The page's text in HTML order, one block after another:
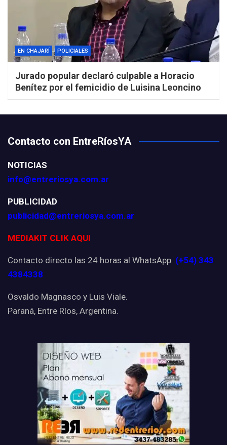
EN CHAJARÍ POLICIALES
Jurado popular declaró culpable a Horacio
Benítez por el femicidio de Luisina Leoncino
Contacto con EntreRíosYA
NOTICIAS
info@entreriosya.com.ar
PUBLICIDAD
publicidad@entreriosya.com.ar
MEDIAKIT CLIK AQUI
Contacto directo las 24 horas al WhatsApp (+54) 343
4384338
Osvaldo Magnasco y Luis Viale.
Paraná, Entre Ríos, Argentina.